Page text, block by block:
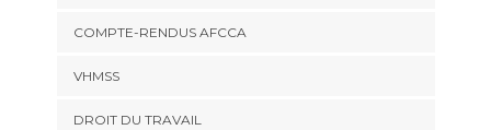
COMPTE-RENDUS AFCCA
VHMSS
DROIT DU TRAVAIL